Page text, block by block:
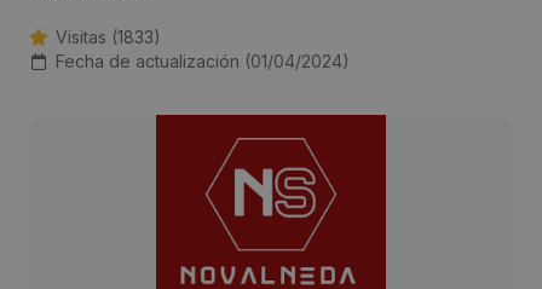
Visitas (1833)
Fecha de actualización (01/04/2024)